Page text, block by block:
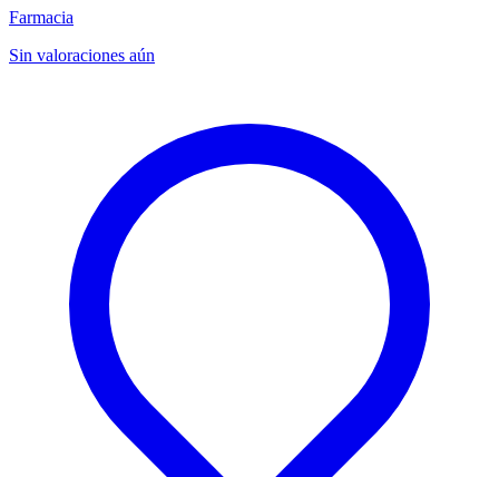
Farmacia
Sin valoraciones aún